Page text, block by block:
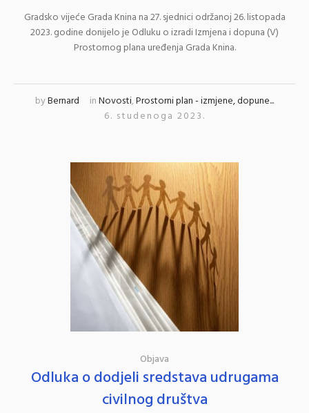
Gradsko vijeće Grada Knina na 27. sjednici održanoj 26. listopada
2023. godine donijelo je Odluku o izradi Izmjena i dopuna (V)
Prostornog plana uređenja Grada Knina.
byBernard inNovosti,Prostorni plan - izmjene, dopune...
6. studenoga 2023.
Objava
Odluka o dodjeli sredstava udrugama
civilnog društva